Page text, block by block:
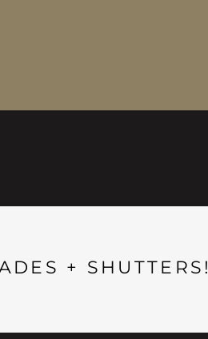
+ SHUTTERS!